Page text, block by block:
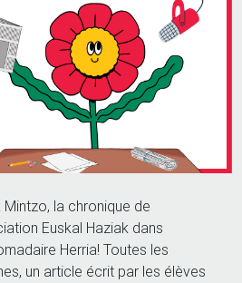
Mintzo, la chronique de
Euskal Haziak dans
Herria! Toutes les
un article écrit par les élèves